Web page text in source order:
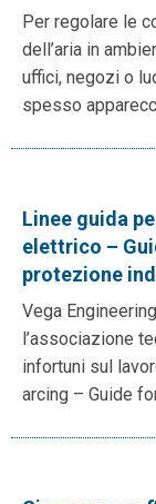
Per regolare le
dell’aria in
uffici, negozi o
spesso
Linee guida
elettrico –
protezione
Vega
l’associazione
infortuni sul
arcing – Guide